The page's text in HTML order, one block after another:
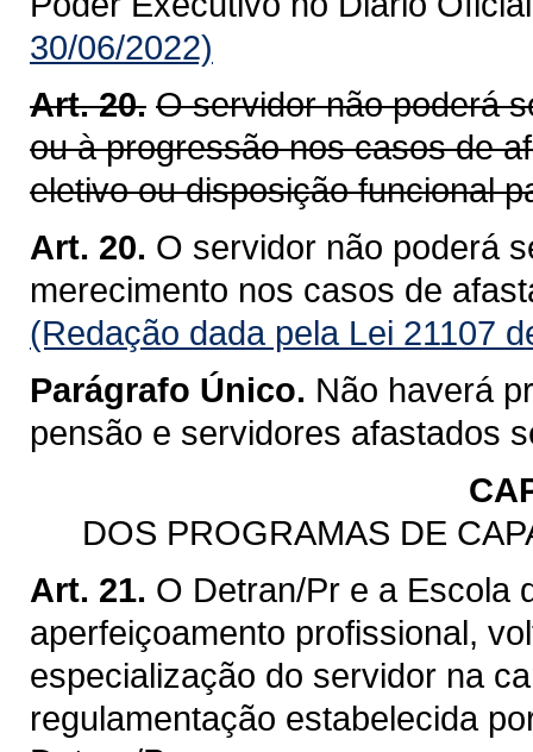
30/06/2022)
Art. 20. O servidor não poderá
ou à progressão nos casos de
eletivo ou disposição funcional
Art. 20. O servidor não poderá
merecimento nos casos de
(Redação dada pela Lei 21107
Parágrafo Único. Não haverá
pensão e servidores afastados
DOS PROGRAMAS DE
Art. 21. O Detran/Pr e a Escola
aperfeiçoamento profissional,
especialização do servidor na
regulamentação estabelecida